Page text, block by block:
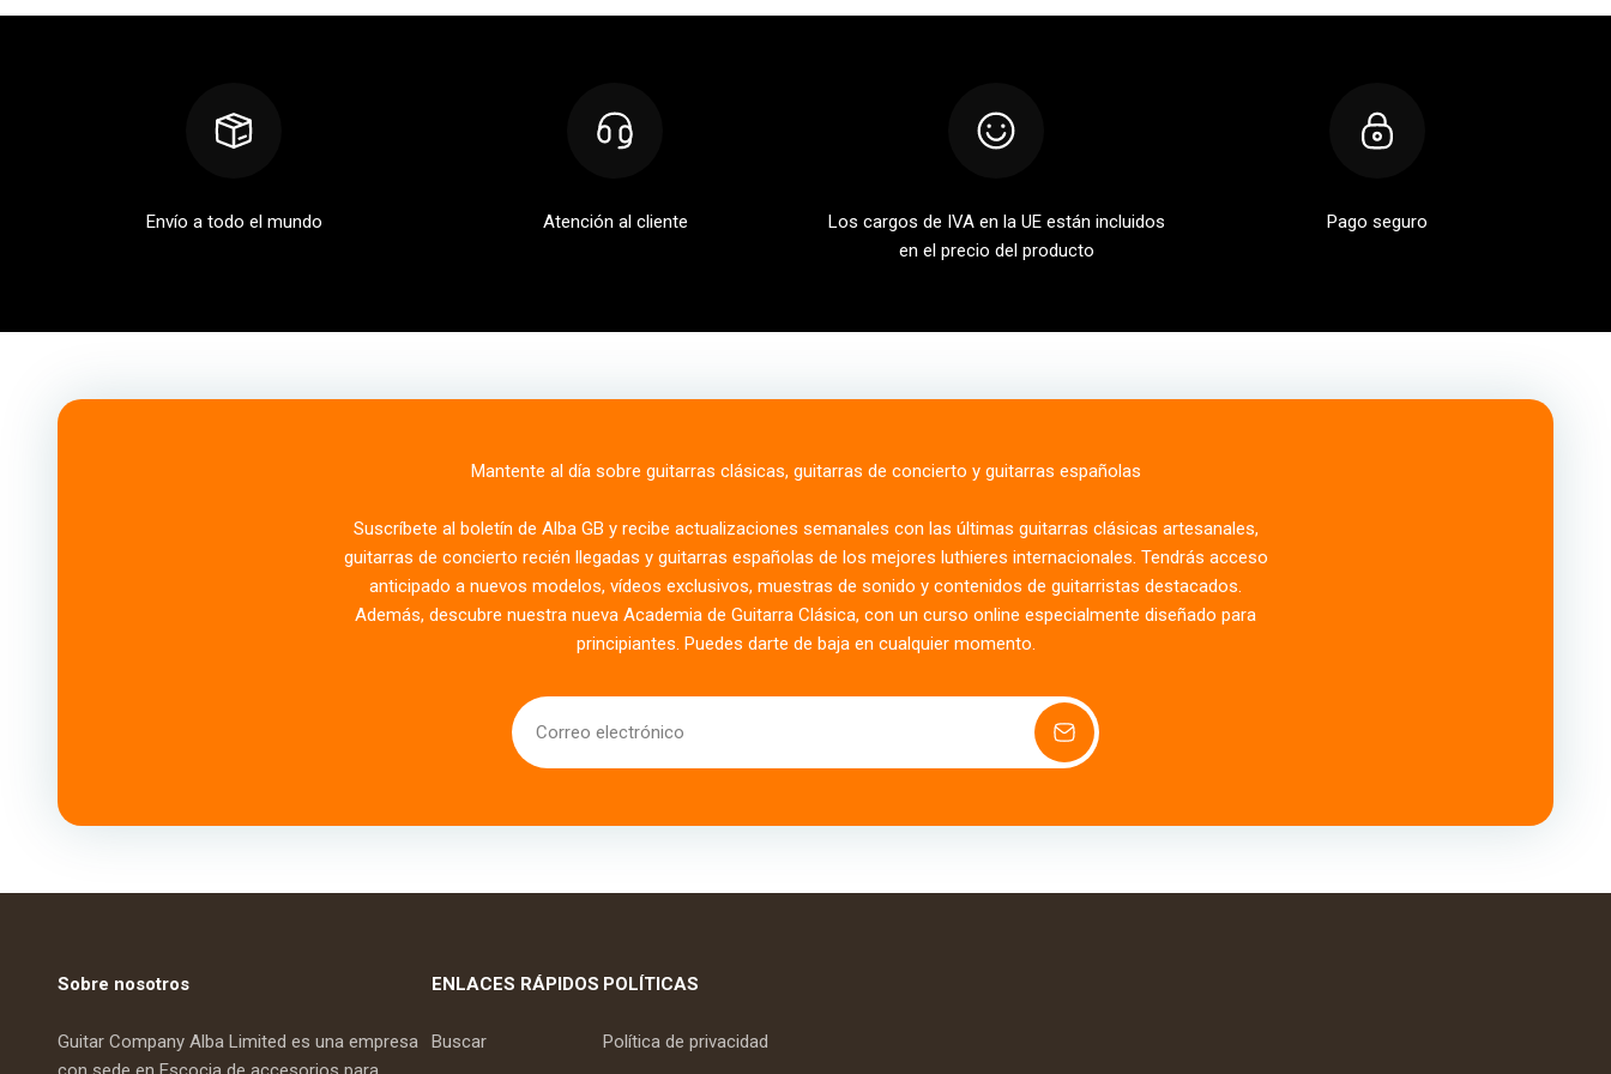
Envío a todo el mundo Atención al cliente
Los cargos de IVA en la UE están incluidos
en el precio del producto
Pago seguro
Mantente al día sobre guitarras clásicas, guitarras de concierto y guitarras españolas
Suscríbete al boletín de Alba GB y recibe actualizaciones semanales con las últimas guitarras clásicas artesanales,
guitarras de concierto recién llegadas y guitarras españolas de los mejores luthieres internacionales. Tendrás acceso
anticipado a nuevos modelos, vídeos exclusivos, muestras de sonido y contenidos de guitarristas destacados.
Además, descubre nuestra nueva Academia de Guitarra Clásica, con un curso online especialmente diseñado para
principiantes. Puedes darte de baja en cualquier momento.
Correo electrónico
Sobre nosotros
Guitar Company Alba Limited es una empresa
ENLACES RÁPIDOS
Buscar
POLÍTICAS
Política de privacidad